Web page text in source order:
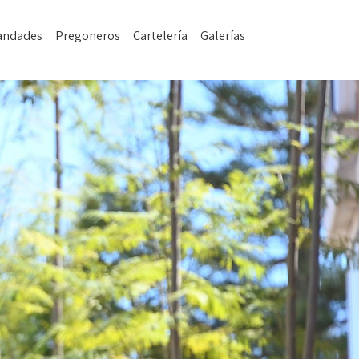
Pregoneros Cartelería Galerías